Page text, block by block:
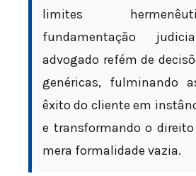
limites
fundamentação
advogado refém de
genéricas, fulminando
êxito do cliente em
e transformando o
mera formalidade vazia.